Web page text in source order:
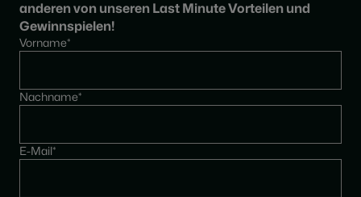
anderen von unseren Last Minute Vorteilen und
Gewinnspielen!
Vorname*
Nachname*
E-Mail*